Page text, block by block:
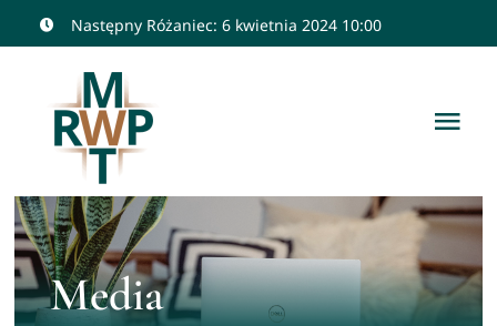
Przejdź
zawartości
Następny Różaniec: 6 kwietnia 2024 10:00
Home
Patroni
Media